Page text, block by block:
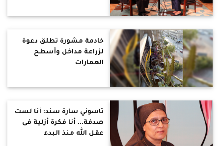
خادمة مشورة تطلق دعوة
لزراعة مداخل وأسطح
العمارات
تاسوني سارة سند: أنا لست
صدفة... أنا فكرة أزلية فى
عقل الله منذ البدء